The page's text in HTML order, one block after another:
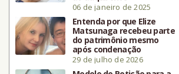
06 de janeiro de 2025
Entenda por que Elize
Matsunaga recebeu parte
do patrimônio mesmo
após condenação
29 de julho de 2026